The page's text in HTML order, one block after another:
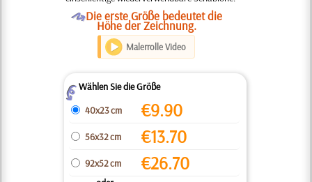
ODie erste Größe bedeutet die
Höhe der Zeichnung.
Malerrolle Video
ZWählen Sie die Größe
40x23 cm
€9.90
56x32 cm €13.70
92x52 cm €26.70